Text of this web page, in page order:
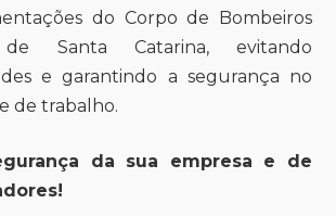
do Corpo de Bombeiros
Santa Catarina, evitando
e garantindo a segurança no
de trabalho.
da sua empresa e de